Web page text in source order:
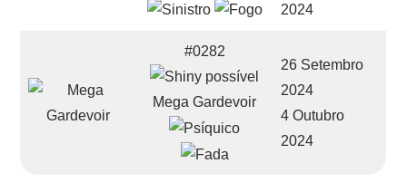
2024
#0282
Mega Gardevoir
26 Setembro
2024
4 Outubro
2024